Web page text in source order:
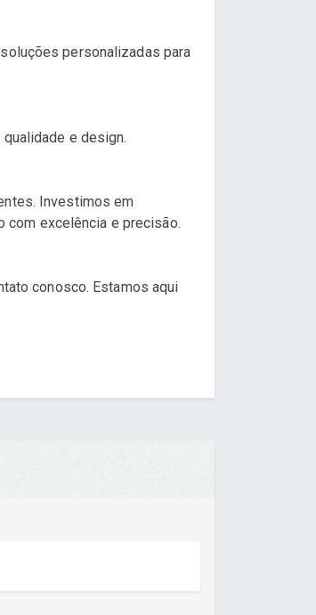
personalizadas para
e design.
Investimos em
com excelência e precisão.
conosco. Estamos aqui